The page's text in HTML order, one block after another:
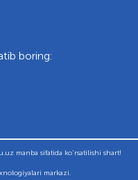
boring:
manba sifatida ko'rsatilishi shart!
markazi.